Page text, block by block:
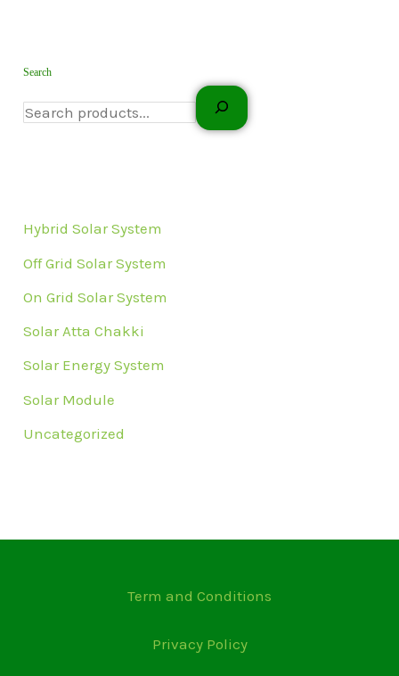
Search
Hybrid Solar System
Off Grid Solar System
On Grid Solar System
Solar Atta Chakki
Solar Energy System
Solar Module
Uncategorized
Term and Conditions
Privacy Policy